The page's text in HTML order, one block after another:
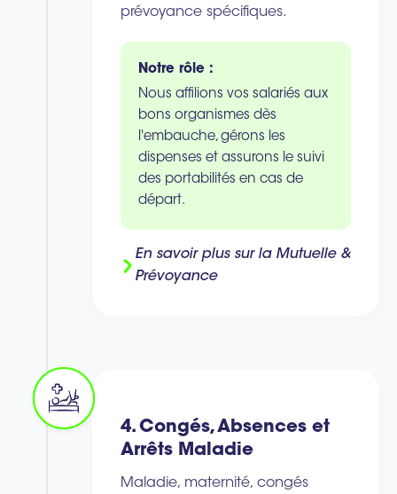
prévoyance spécifiques.
Notre rôle :
Nous affilions vos salariés aux
bons organismes dès
l'embauche, gérons les
dispenses et assurons le suivi
des portabilités en cas de
départ.
En savoir plus sur la Mutuelle &
Prévoyance
4. Congés, Absences et
Arrêts Maladie
Maladie, maternité, congés